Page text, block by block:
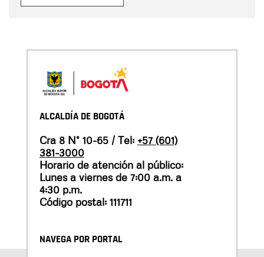
ALCALDÍA DE BOGOTÁ
Cra 8 N° 10-65 / Tel: +57 (601)
381-3000
Horario de atención al público:
Lunes a viernes de 7:00 a.m. a
4:30 p.m.
Código postal: 111711
NAVEGA POR PORTAL